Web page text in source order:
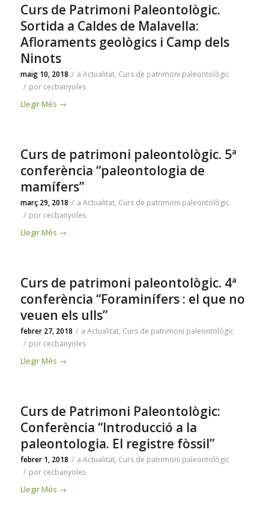
Curs de Patrimoni Paleontològic.
Sortida a Caldes de Malavella:
Afloraments geològics i Camp dels
Ninots
maig 10, 2018 / a Actualitat, Curs de patrimoni paleontològic
/ por cecbanyoles
Llegir Més →
Curs de patrimoni paleontològic. 5ª
conferència “paleontologia de
mamífers”
març 29, 2018 / a Actualitat, Curs de patrimoni paleontològic
/ por cecbanyoles
Llegir Més →
Curs de patrimoni paleontològic. 4ª
conferència “Foraminífers : el que no
veuen els ulls”
febrer 27, 2018 / a Actualitat, Curs de patrimoni paleontològic
/ por cecbanyoles
Llegir Més →
Curs de Patrimoni Paleontològic:
Conferència “Introducció a la
paleontologia. El registre fòssil”
febrer 1, 2018 / a Actualitat, Curs de patrimoni paleontològic
/ por cecbanyoles
Llegir Més →